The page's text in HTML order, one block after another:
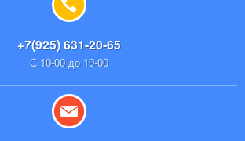
+7(925) 631-20-65
С 10-00 до 19-00